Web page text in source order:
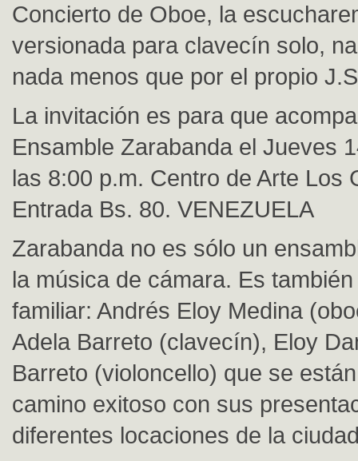
Concierto de Oboe, la
versionada para clavecín solo,
nada menos que por el propio
La invitación es para que
Ensamble Zarabanda el Jueves
las 8:00 p.m. Centro de Arte Los
Entrada Bs. 80. VENEZUELA
Zarabanda no es sólo un
la música de cámara. Es
familiar: Andrés Eloy Medina
Adela Barreto (clavecín), Eloy
Barreto (violoncello) que se
camino exitoso con sus
diferentes locaciones de la